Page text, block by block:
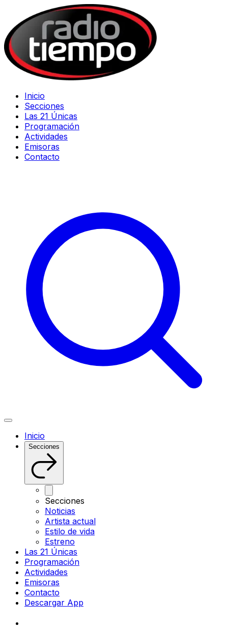
Inicio
Secciones
Las 21 Únicas
Programación
Actividades
Emisoras
Contacto
Inicio
Secciones
Secciones
Noticias
Artista actual
Estilo de vida
Estreno
Las 21 Únicas
Programación
Actividades
Emisoras
Contacto
Descargar App